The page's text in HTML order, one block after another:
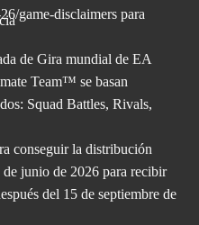
game-disclaimers para
de Gira mundial de EA
Team™ se basan
Squad Battles, Rivals,
conseguir la distribución
junio de 2026 para recibir
del 15 de septiembre de